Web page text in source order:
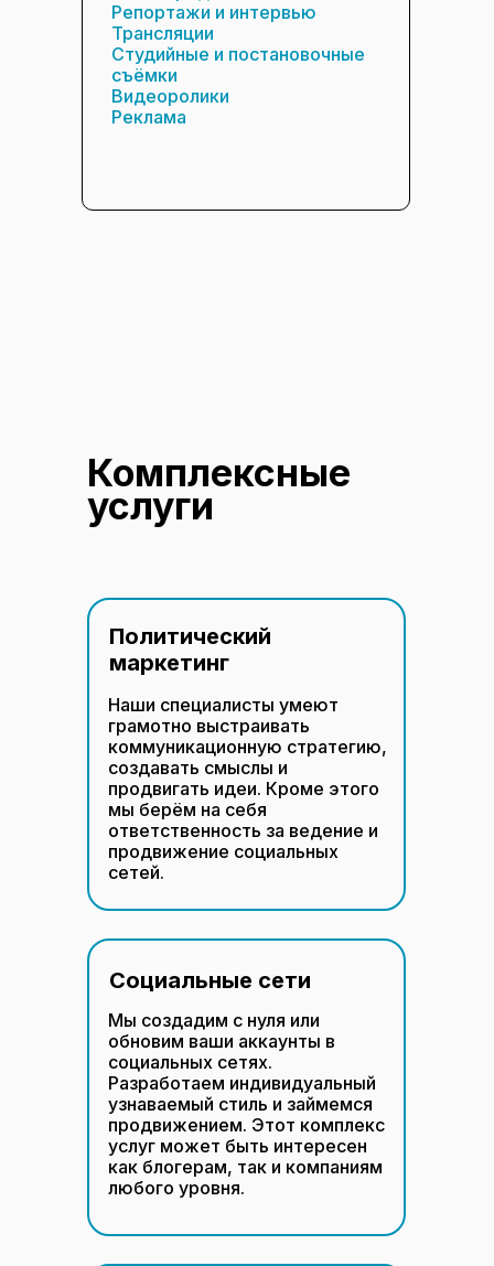
Репортажи и интервью
Трансляции
Студийные и постановочные
съёмки
Видеоролики
Реклама
Политический
маркетинг
Наши специалисты умеют
грамотно выстраивать
коммуникационную стратегию,
создавать смыслы и
продвигать идеи. Кроме этого
мы берём на себя
ответственность за ведение и
продвижение социальных
сетей.
Социальные сети
Мы создадим с нуля или
обновим ваши аккаунты в
социальных сетях.
Разработаем индивидуальный
узнаваемый стиль и займемся
продвижением. Этот комплекс
услуг может быть интересен
как блогерам, так и компаниям
любого уровня.
Комплексные
услуги